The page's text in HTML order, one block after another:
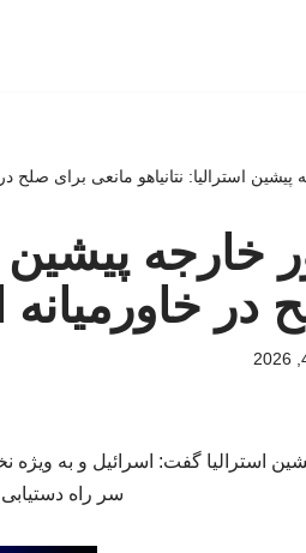
پیشین استرالیا: نتانیاهو مانعی برای صلح
خارجه پیشین
در
استرالیا گفت: اسرائیل و به ویژه
سر راه